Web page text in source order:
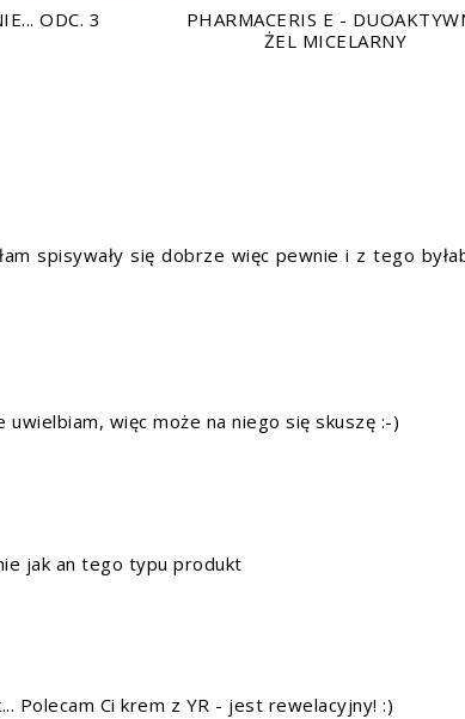
ODC. 3
PHARMACERIS E -
ŻEL MICELARNY
spisywały się dobrze więc pewnie i z tego
uwielbiam, więc może na niego się skuszę :-)
jak an tego typu produkt
Polecam Ci krem z YR - jest rewelacyjny! :)